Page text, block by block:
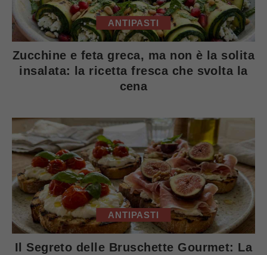
ANTIPASTI
Zucchine e feta greca, ma non è la solita
insalata: la ricetta fresca che svolta la
cena
ANTIPASTI
Il Segreto delle Bruschette Gourmet: La